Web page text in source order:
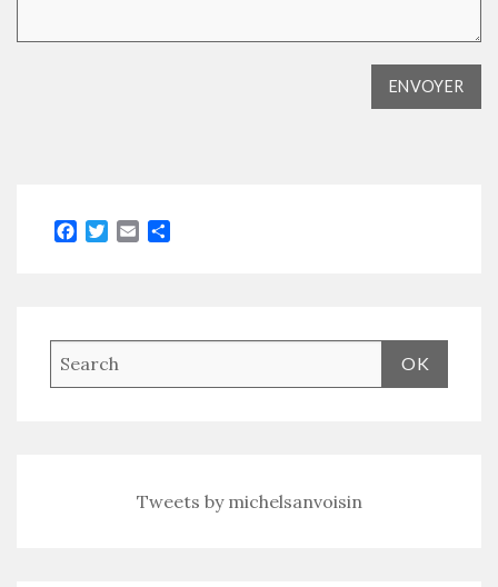
Facebook
TwitterEmail
Tweets by michelsanvoisin